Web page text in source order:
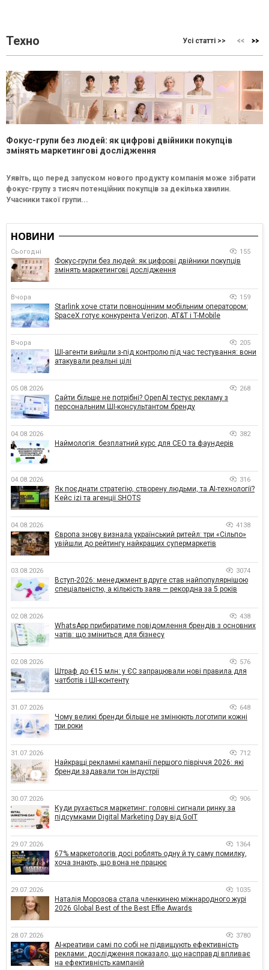
Техно Усі статті >>
Фокус-групи без людей: як цифрові двійники покупців
змінять маркетингові дослідження
Уявіть, що перед запуском нового продукту компанія може зібрати
фокус-групу з тисяч потенційних покупців за декілька хвилин.
Учасники такої групи...
НОВИНИ
Сьогодні 155
Фокус-групи без людей: як цифрові двійники покупців
змінять маркетингові дослідження
Вчора 159
Starlink хоче стати повноцінним мобільним оператором:
SpaceX готує конкурента Verizon, AT&T і T-Mobile
Вчора 205
ШІ-агенти вийшли з-під контролю під час тестування: вони
атакували реальні цілі
05.08.2026 268
Сайти більше не потрібні? OpenAI тестує рекламу з
персональним ШІ-консультантом бренду
04.08.2026 382
Наймологія: безплатний курс для CEO та фаундерів
04.08.2026 316
Як поєднати стратегію, створену людьми, та AI-технології?
Кейс izi та агенції SHOTS
04.08.2026 4138
Європа знову визнала український ритейл: три «Сільпо»
увійшли до рейтингу найкращих супермаркетів
03.08.2026 3074
Вступ-2026: менеджмент вдруге став найпопулярнішою
спеціальністю, а кількість заяв — рекордна за 5 років
02.08.2026 438
WhatsApp прибиратиме повідомлення брендів з основних
чатів: що зміниться для бізнесу
02.08.2026 576
Штраф до €15 млн: у ЄС запрацювали нові правила для
чатботів і ШІ-контенту
31.07.2026 648
Чому великі бренди більше не змінюють логотипи кожні
три роки
31.07.2026 712
Найкращі рекламні кампанії першого півріччя 2026: які
бренди задавали тон індустрії
30.07.2026 906
Куди рухається маркетинг: головні сигнали ринку за
підсумками Digital Marketing Day від GoIT
29.07.2026 1364
67% маркетологів досі роблять одну й ту саму помилку,
хоча знають, що вона не працює
29.07.2026 1035
Наталія Морозова стала членкинею міжнародного журі
2026 Global Best of the Best Effie Awards
28.07.2026 3780
AI-креативи самі по собі не підвищують ефективність
реклами: дослідження показало, що насправді впливає
на ефективність кампаній